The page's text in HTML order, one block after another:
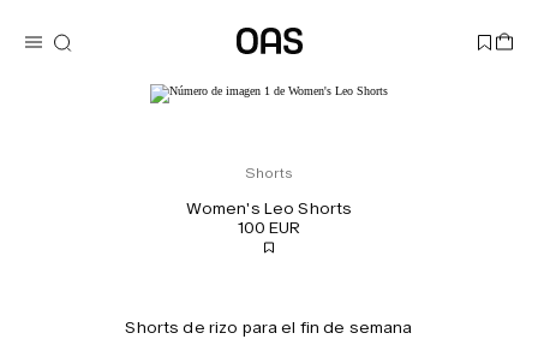
Shorts
Women's Leo Shorts
100 EUR
Shorts de rizo para el fin de semana